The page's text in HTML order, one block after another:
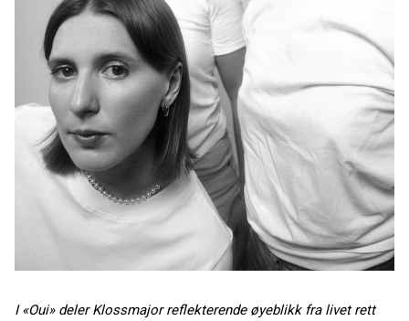
I «Oui» deler Klossmajor reflekterende øyeblikk fra livet rett